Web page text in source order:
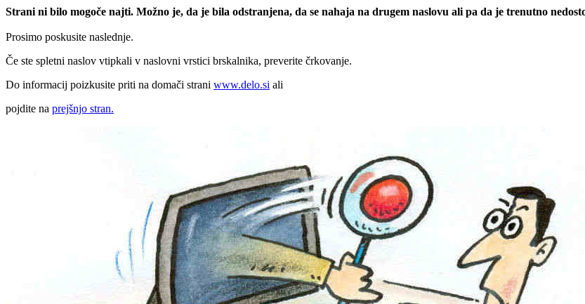
Strani ni bilo mogoče najti. Možno je, da je bila odstranjena, da se nahaja na drugem naslovu ali pa da je trenutno
Prosimo poskusite naslednje.
Če ste spletni naslov vtipkali v naslovni vrstici brskalnika, preverite črkovanje.
Do informacij poizkusite priti na domači strani www.delo.si ali
pojdite na prejšnjo stran.